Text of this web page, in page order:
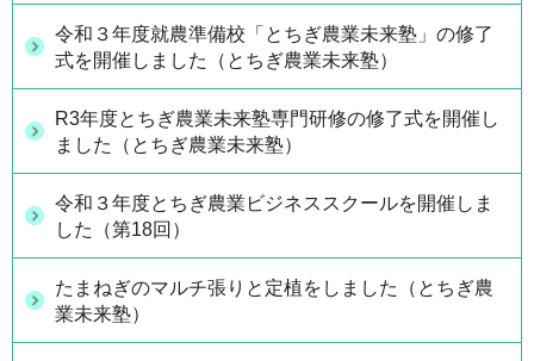
令和３年度就農準備校「とちぎ農業未来塾」の修了
式を開催しました（とちぎ農業未来塾）
R3年度とちぎ農業未来塾専門研修の修了式を開催し
ました（とちぎ農業未来塾）
令和３年度とちぎ農業ビジネススクールを開催しま
した（第18回）
たまねぎのマルチ張りと定植をしました（とちぎ農
業未来塾）